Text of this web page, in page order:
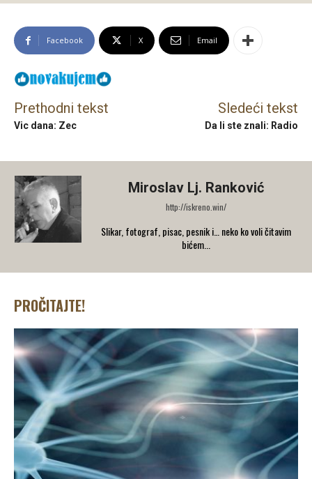
Facebook X Email
Prethodni tekst
Vic dana: Zec
Sledeći tekst
Da li ste znali: Radio
Miroslav Lj. Ranković
http://iskreno.win/
Slikar, fotograf, pisac, pesnik i… neko ko voli čitavim
bićem...
PROČITAJTE!